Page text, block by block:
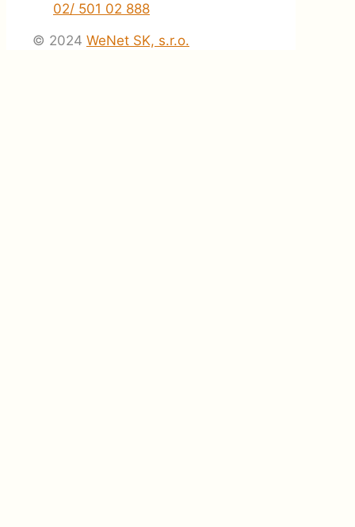
02/ 501 02 888
© 2024 WeNet SK, s.r.o.